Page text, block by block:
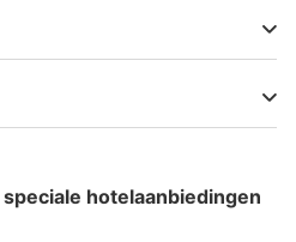
hotelaanbiedingen